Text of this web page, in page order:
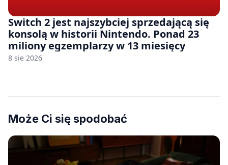
Switch 2 jest najszybciej sprzedającą się
konsolą w historii Nintendo. Ponad 23
miliony egzemplarzy w 13 miesięcy
8 sie 2026
Może Ci się spodobać